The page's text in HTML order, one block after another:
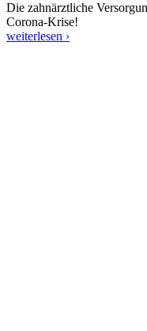
Die zahnärztliche
Corona-Krise!
weiterlesen ›